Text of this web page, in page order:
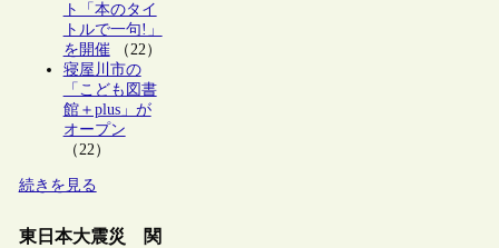
ト「本のタイ
トルで一句!」
を開催（22）
寝屋川市の
「こども図書
館＋plus」が
オープン
（22）
続きを見る
東日本大震災 関